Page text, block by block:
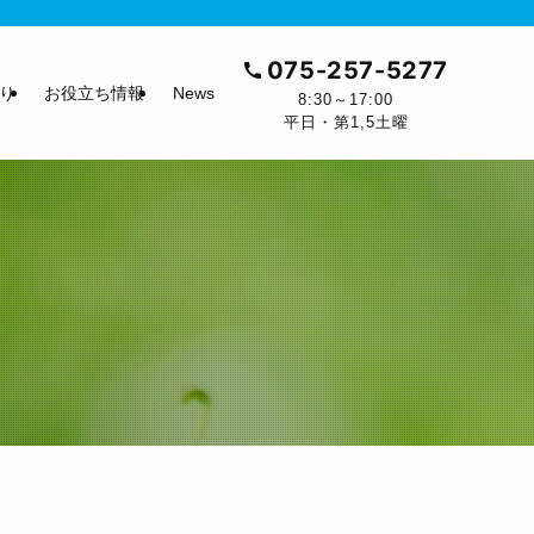
お役立ち情報 News
075-257-5277
8:30～17:00
平日・第1,5土曜